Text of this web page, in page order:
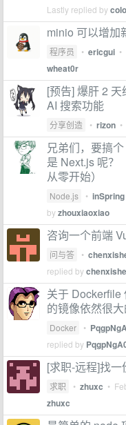
Lastly replied by
minio 可以增加
程序员 • ericgui •
wheat0r
[预告] 爆肝 2
AI 搜索功能
分享创造 • rizon •
兄弟们，要搞
是 Next.js 呢？
从零开始）
Node.js • inSpring
byzhouxiaoxiao
咨询一个前端
问与答 •
replied by
关于 Dockerfile
的镜像依然很
Docker •
replied by
[求职-远程]找
求职 • zhuxc •
zhuxc